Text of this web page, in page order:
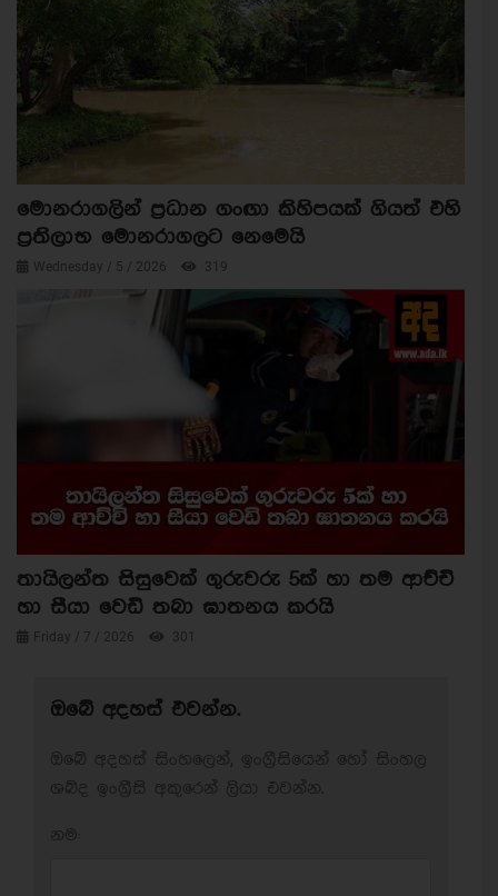
මොනරාගලින් ප්‍රධාන ගංඟා කිහිපයක් ගියත් එහි
ප්‍රතිලාභ මොනරාගලට නෙමෙයි
Wednesday / 5 / 2026 319
තායිලන්ත සිසුවෙක් ගුරුවරු 5ක් හා තම ආච්චි
හා සීයා වෙඩි තබා ඝාතනය කරයි
Friday / 7 / 2026 301
ඔබේ අදහස් එවන්න.